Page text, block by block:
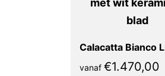
vanaf €1.470,00